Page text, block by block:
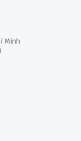
Minh